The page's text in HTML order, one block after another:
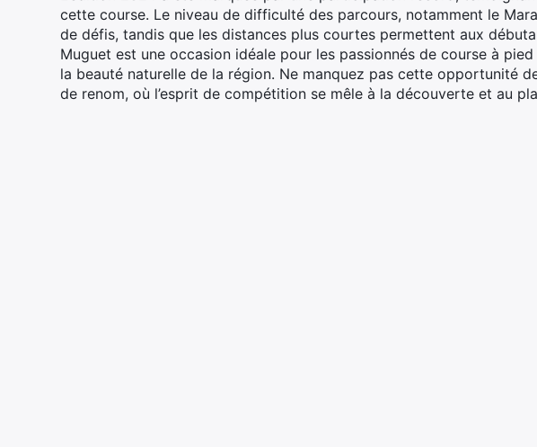
cette course. Le niveau de difficulté des parcours, notamment le
de défis, tandis que les distances plus courtes permettent aux
Muguet est une occasion idéale pour les passionnés de course à
la beauté naturelle de la région. Ne manquez pas cette opportunité
de renom, où l’esprit de compétition se mêle à la découverte et au